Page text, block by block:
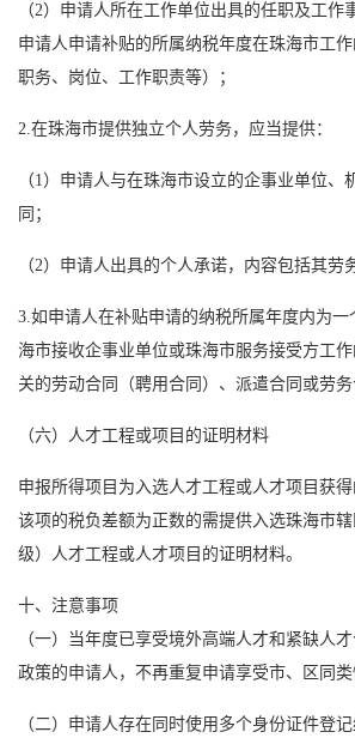
（2）申请人所在工作单位出具的任职及工作
申请人申请补贴的所属纳税年度在珠海市工
职务、岗位、工作职责等）；
2.在珠海市提供独立个人劳务，应当提供：
（1）申请人与在珠海市设立的企事业单位、
同；
（2）申请人出具的个人承诺，内容包括其劳
3.如申请人在补贴申请的纳税所属年度内为
海市接收企事业单位或珠海市服务接受方工
关的劳动合同（聘用合同）、派遣合同或劳务
（六）人才工程或项目的证明材料
申报所得项目为入选人才工程或人才项目获
该项的税负差额为正数的需提供入选珠海市
级）人才工程或人才项目的证明材料。
十、注意事项
（一）当年度已享受境外高端人才和紧缺人
政策的申请人，不再重复申请享受市、区同类
（二）申请人存在同时使用多个身份证件登